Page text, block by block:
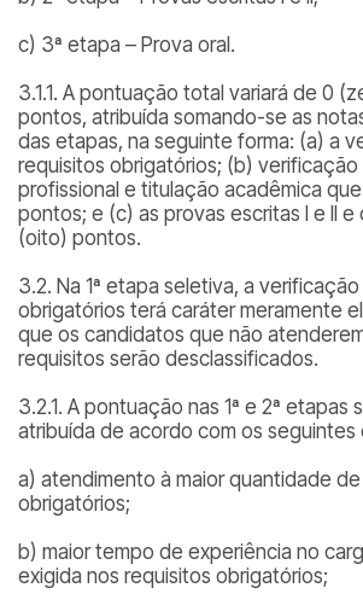
c) 3ª etapa – Prova oral.
3.1.1. A pontuação total variará de 0
pontos, atribuída somando-se as
das etapas, na seguinte forma: (a) a
requisitos obrigatórios; (b) verificação
profissional e titulação acadêmica
pontos; e (c) as provas escritas I e II e
(oito) pontos.
3.2. Na 1ª etapa seletiva, a
obrigatórios terá caráter meramente
que os candidatos que não
requisitos serão desclassificados.
3.2.1. A pontuação nas 1ª e 2ª etapas
atribuída de acordo com os seguintes
a) atendimento à maior quantidade
obrigatórios;
b) maior tempo de experiência no
exigida nos requisitos obrigatórios;